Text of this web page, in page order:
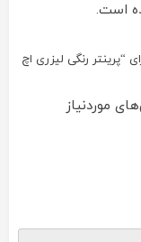
است.
“پرینتر رنگی لیزری اچ
موردنیاز